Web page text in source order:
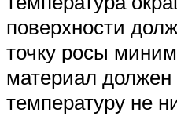
поверхности
точку росы
материал должен
температуру не